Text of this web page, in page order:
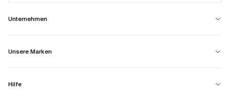
Unternehmen
Unsere Marken
Hilfe